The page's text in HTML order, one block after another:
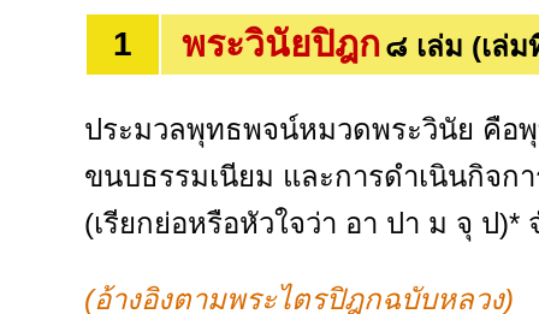
1 พระวินัยปิฎก ๘ เล่ม (เล่
ประมวลพุทธพจน์หมวดพระวินัย คือ
ขนบธรรมเนียม และการดำเนินกิจ
(เรียกย่อหรือหัวใจว่า อา ปา ม จุ ป)*
(อ้างอิงตามพระไตรปิฎกฉบับหลวง)